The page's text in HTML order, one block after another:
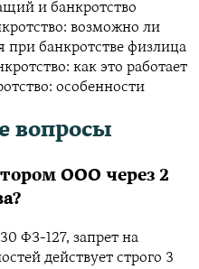
и банкротство
возможно ли
банкротстве физлица
как это работает
особенности
вопросы
ООО через 2
ФЗ-127, запрет на
действует строго 3